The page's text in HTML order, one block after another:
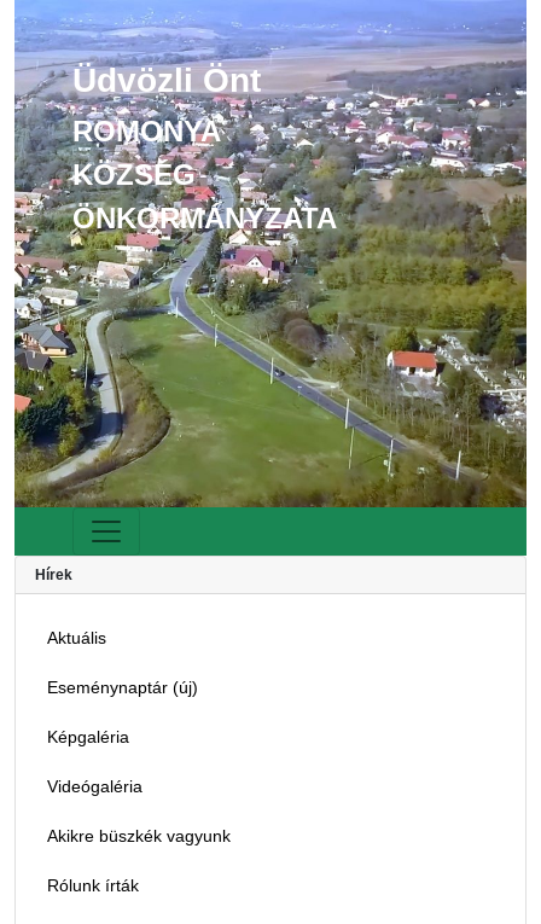
Üdvözli Önt
ROMONYA
KÖZSÉG
ÖNKORMÁNYZATA
Hírek
Aktuális
Eseménynaptár (új)
Képgaléria
Videógaléria
Akikre büszkék vagyunk
Rólunk írták